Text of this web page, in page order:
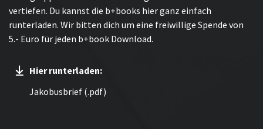
vertiefen. Du kannst die b+books hier ganz einfach
runterladen. Wir bitten dich um eine freiwillige Spende von
5.- Euro für jeden b+book Download.
Hier runterladen:
Jakobusbrief (.pdf)